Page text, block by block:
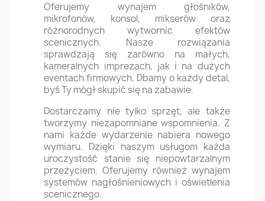
Oferujemy wynajem głośników,
mikrofonów, konsol, mikserów oraz
różnorodnych wytwornic efektów
scenicznych. Nasze rozwiązania
sprawdzają się zarówno na małych,
kameralnych imprezach, jak i na dużych
eventach firmowych. Dbamy o każdy detal,
byś Ty mógł skupić się na zabawie.
Dostarczamy nie tylko sprzęt, ale także
tworzymy niezapomniane wspomnienia. Z
nami każde wydarzenie nabiera nowego
wymiaru. Dzięki naszym usługom każda
uroczystość stanie się niepowtarzalnym
przeżyciem. Oferujemy również wynajem
systemów nagłośnieniowych i oświetlenia
scenicznego.